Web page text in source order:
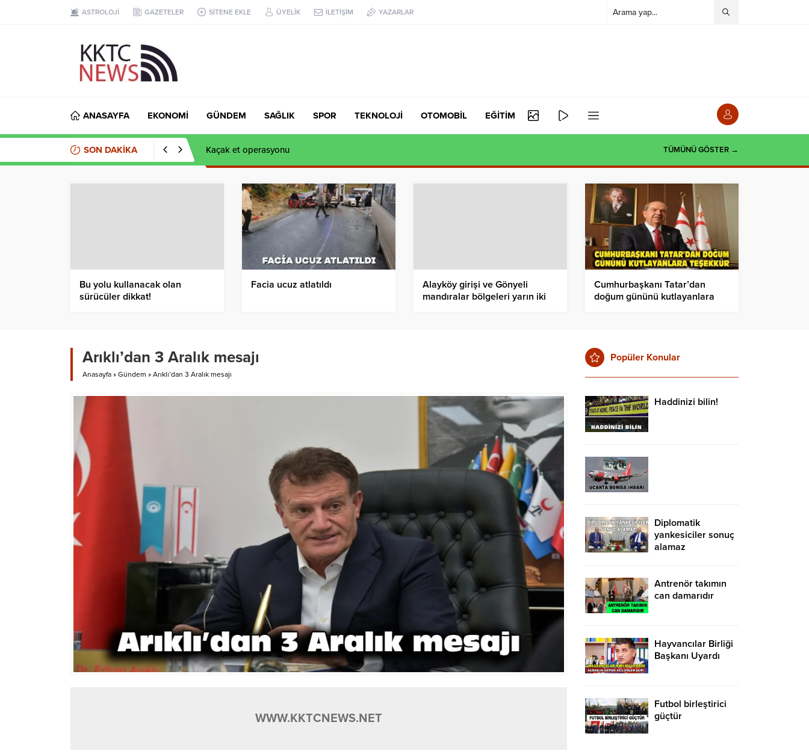
ASTROLOJİ GAZETELER SİTENE EKLE ÜYELİK İLETİŞİM YAZARLAR
ANASAYFA EKONOMİ GÜNDEM SAĞLIK SPOR TEKNOLOJİ OTOMOBİL EĞİTİM
SON DAKİKA Kaçak et operasyonu TÜMÜNÜ GÖSTER →
Bu yolu kullanacak olan
sürücüler dikkat!
Facia ucuz atlatıldı
Alayköy girişi ve Gönyeli
mandıralar bölgeleri yarın iki
Cumhurbaşkanı Tatar’dan
doğum gününü kutlayanlara
Arıklı’dan 3 Aralık mesajı
Anasayfa » Gündem » Arıklı’dan 3 Aralık mesajı
WWW.KKTCNEWS.NET
Popüler Konular
Haddinizi bilin!
Diplomatik
yankesiciler sonuç
alamaz
Antrenör takımın
can damarıdır
Hayvancılar Birliği
Başkanı Uyardı
Futbol birleştirici
güçtür